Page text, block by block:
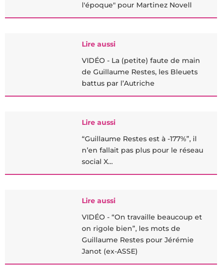
l'époque" pour Martinez Novell
Lire aussi
VIDÉO - La (petite) faute de main
de Guillaume Restes, les Bleuets
battus par l’Autriche
Lire aussi
“Guillaume Restes est à -177%”, il
n’en fallait pas plus pour le réseau
social X…
Lire aussi
VIDÉO - “On travaille beaucoup et
on rigole bien”, les mots de
Guillaume Restes pour Jérémie
Janot (ex-ASSE)